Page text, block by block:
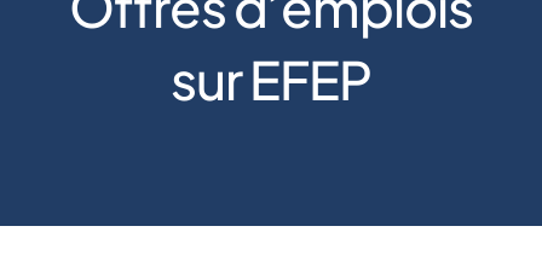
sur EFEP